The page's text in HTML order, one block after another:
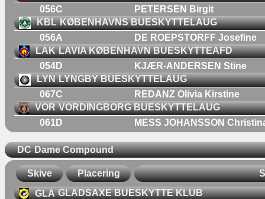
056C
PETERSEN Birgit
KBL KØBENHAVNS BUESKYTTELAUG
056A
DE ROEPSTORFF Josefine
LAK LAVIA KØBENHAVN BUESKYTTEAFD
054D
KJÆR-ANDERSEN Stine
LYN LYNGBY BUESKYTTELAUG
067C
REDANZ Olivia Kirstine
VOR VORDINGBORG BUESKYTTELAUG
061D
MESS JOHANSSON
DC Dame Compound
Skive Placering
GLA GLADSAXE BUESKYTTE KLUB